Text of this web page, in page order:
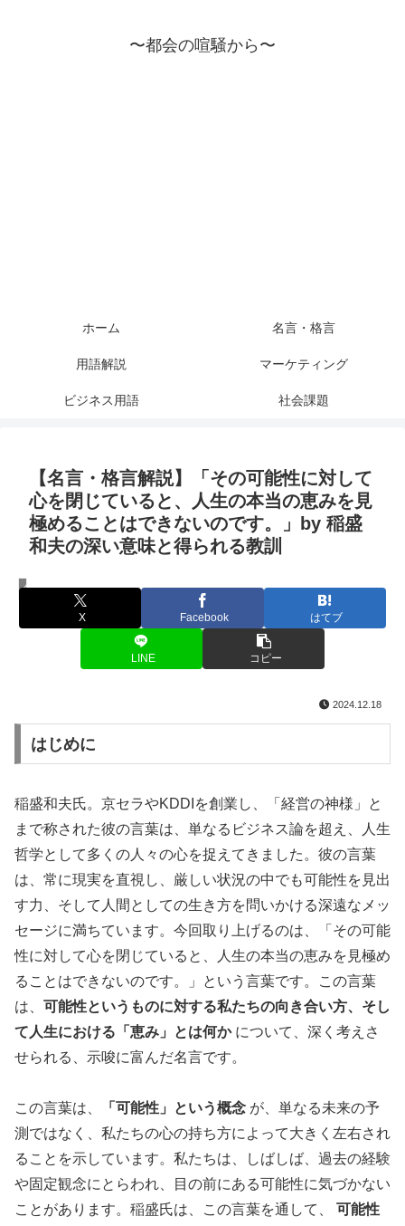
〜都会の喧騒から〜
ホーム 名言・格言
用語解説 マーケティング
ビジネス用語 社会課題
【名言・格言解説】「その可能性に対して
心を閉じていると、人生の本当の恵みを見
極めることはできないのです。」by 稲盛
和夫の深い意味と得られる教訓
名言・格言
X Facebook はてブ
LINE コピー
2024.12.18
はじめに
稲盛和夫氏。京セラやKDDIを創業し、「経営の神様」と
まで称された彼の言葉は、単なるビジネス論を超え、人生
哲学として多くの人々の心を捉えてきました。彼の言葉
は、常に現実を直視し、厳しい状況の中でも可能性を見出
す力、そして人間としての生き方を問いかける深遠なメッ
セージに満ちています。今回取り上げるのは、「その可能
性に対して心を閉じていると、人生の本当の恵みを見極め
ることはできないのです。」という言葉です。この言葉
は、 可能性というものに対する私たちの向き合い方、そし
て人生における「恵み」とは何かについて、深く考えさ
せられる、示唆に富んだ名言です。
この言葉は、 「可能性」という概念 が、単なる未来の予
測ではなく、私たちの心の持ち方によって大きく左右され
ることを示しています。私たちは、しばしば、過去の経験
や固定観念にとらわれ、目の前にある可能性に気づかない
ことがあります。稲盛氏は、この言葉を通して、 可能性